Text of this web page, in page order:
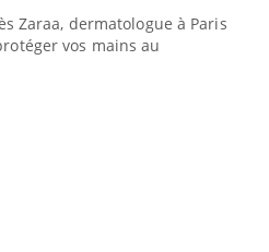
Zaraa, dermatologue à Paris,
vos mains au